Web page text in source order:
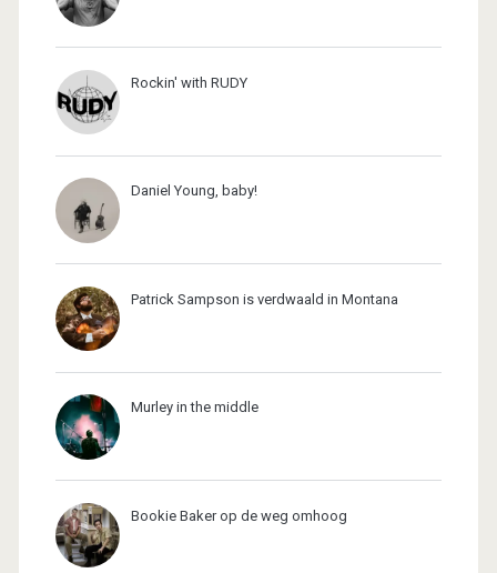
Rockin' with RUDY
Daniel Young, baby!
Patrick Sampson is verdwaald in Montana
Murley in the middle
Bookie Baker op de weg omhoog